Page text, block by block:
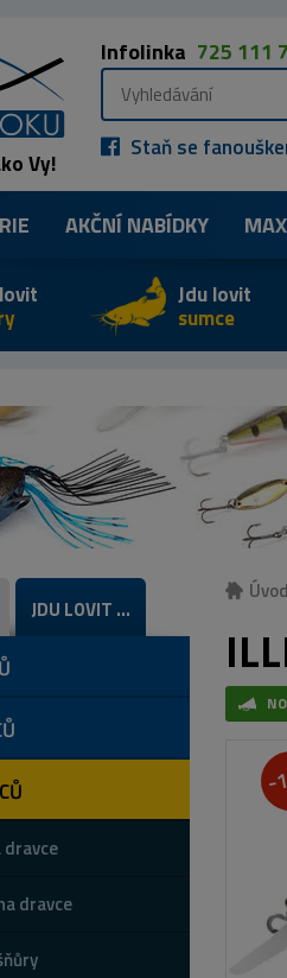
Vy!
Infolinka 725 111
Staň se
AKČNÍ NABÍDKY
Jdu lovit
sumce
JDU LOVIT ...
dravce
dravce
Úvod
-